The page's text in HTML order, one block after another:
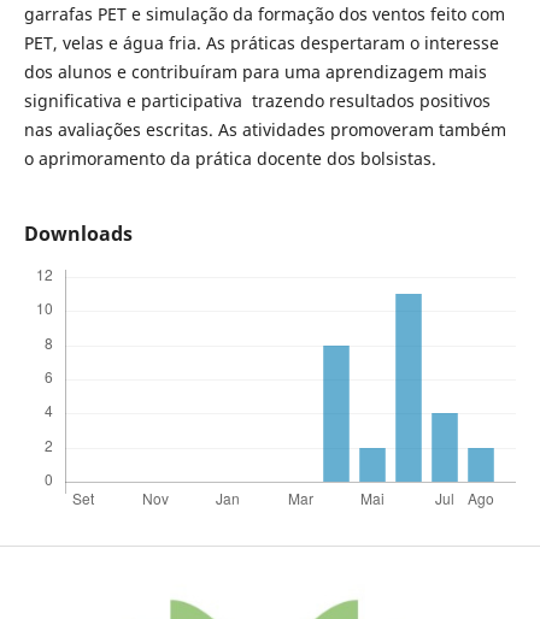
garrafas PET e simulação da formação dos ventos feito com
PET, velas e água fria. As práticas despertaram o interesse
dos alunos e contribuíram para uma aprendizagem mais
significativa e participativa trazendo resultados positivos
nas avaliações escritas. As atividades promoveram também
o aprimoramento da prática docente dos bolsistas.
Downloads